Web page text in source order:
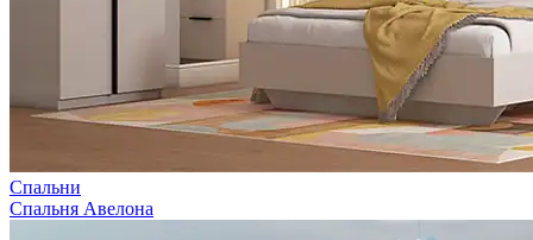
Спальни
Спальня Авелона